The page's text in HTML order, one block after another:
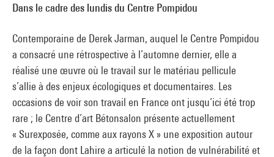
Dans le cadre des lundis du Centre Pompidou
Contemporaine de Derek Jarman, auquel le Centre Pompidou
a consacré une rétrospective à l’automne dernier, elle a
réalisé une œuvre où le travail sur le matériau pellicule
s’allie à des enjeux écologiques et documentaires. Les
occasions de voir son travail en France ont jusqu’ici été trop
rare ; le Centre d’art Bétonsalon présente actuellement
« Surexposée, comme aux rayons X » une exposition autour
de la façon dont Lahire a articulé la notion de vulnérabilité et